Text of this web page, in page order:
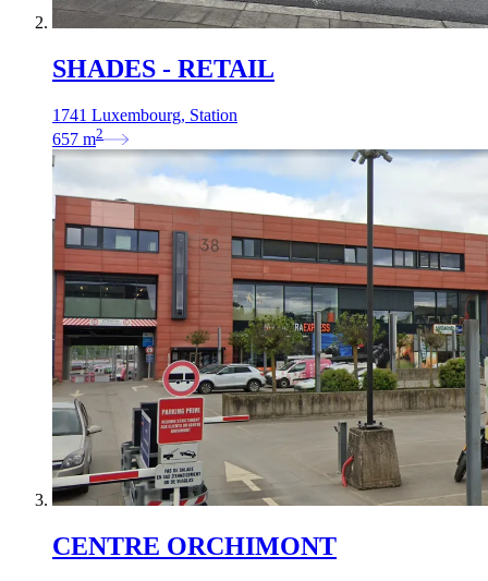
SHADES - RETAIL
1741 Luxembourg, Station
657 m2
CENTRE ORCHIMONT